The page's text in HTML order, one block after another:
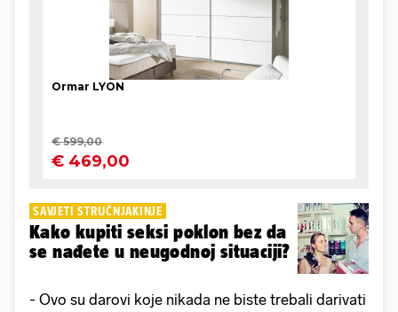
SAVJETI STRUČNJAKINJE
Kako kupiti seksi poklon bez da
se nađete u neugodnoj situaciji?
- Ovo su darovi koje nikada ne biste trebali darivati